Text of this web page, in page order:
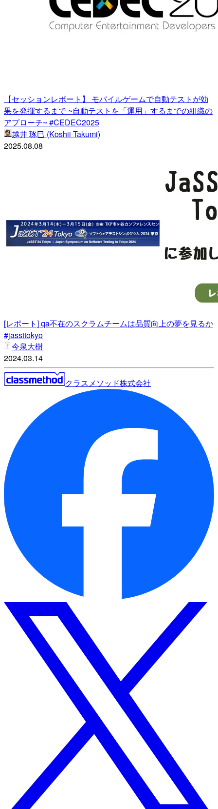
【セッションレポート】 モバイルゲームで自動テストが効
果を発揮するまで ~自動テストを「運用」するまでの組織の
アプローチ~ #CEDEC2025
越井 琢巳 (Koshii Takumi)
2025.08.08
[レポート] qa不在のスクラムチームは品質向上の夢を見るか
#jassttokyo
今泉大樹
2024.03.14
クラスメソッド株式会社